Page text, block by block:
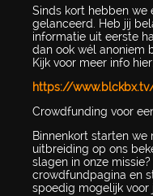
Sinds kort hebben we
gelanceerd. Heb jij
informatie uit eerste
dan ook wél anoniem
Kijk voor meer info hier:
https://
Crowdfunding voor
Binnenkort starten
uitbreiding op ons
slagen in onze
crowdfundpagina en
spoedig mogelijk voor